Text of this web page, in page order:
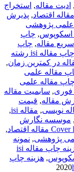
, ادیت مقاله, استخراج
اقتصاد, پذیرش
علمی پژوهشی
اسکوپوس, چاپ
مقاله, چاپ
چاپ مقاله isi رشته
در کمترین زمان,
مقاله علمی
چاپ مقاله علمی
فوری, سابمیت مقاله
مقاله, قیمت
نویسی, مقاله isi
,
, موسسه نگارش
,
پژوهشی, نمونه
هزینه چاپ مقاله isi
, هزینه چاپ